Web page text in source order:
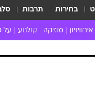
בחירות תרבות
אירוויזיון מוזיקה קולנוע על